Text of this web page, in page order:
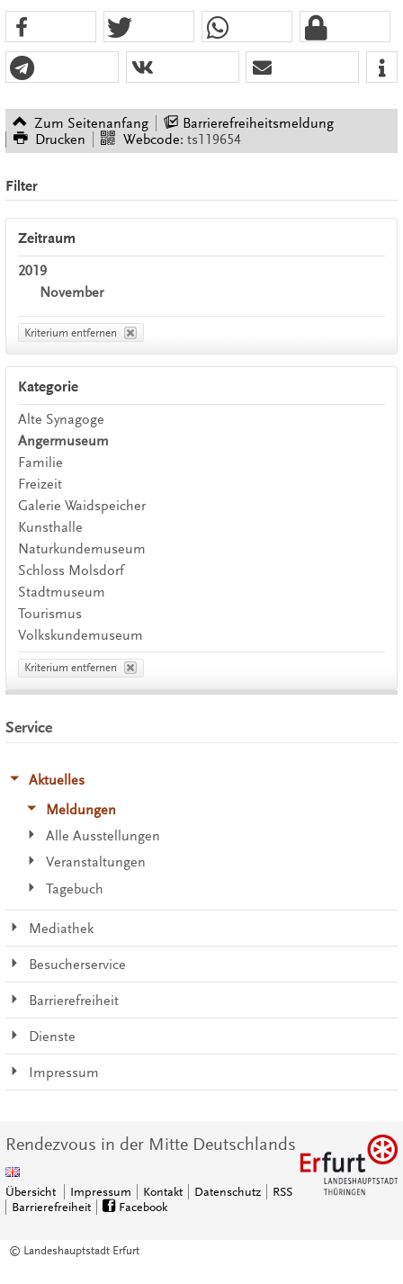
Zum Seitenanfang
Barrierefreiheitsmeldung
Drucken
Webcode: ts119654
Filter
Zeitraum
2019
November
Kriterium entfernen
Kategorie
Alte Synagoge
Angermuseum
Familie
Freizeit
Galerie Waidspeicher
Kunsthalle
Naturkundemuseum
Schloss Molsdorf
Stadtmuseum
Tourismus
Volkskundemuseum
Kriterium entfernen
Service
Aktuelles
Meldungen
Alle Ausstellungen
Veranstaltungen
Tagebuch
Mediathek
Besucherservice
Barrierefreiheit
Dienste
Impressum
Rendezvous in der Mitte Deutschlands
Übersicht Impressum Kontakt Datenschutz
RSS
Barrierefreiheit
Facebook
© Landeshauptstadt Erfurt